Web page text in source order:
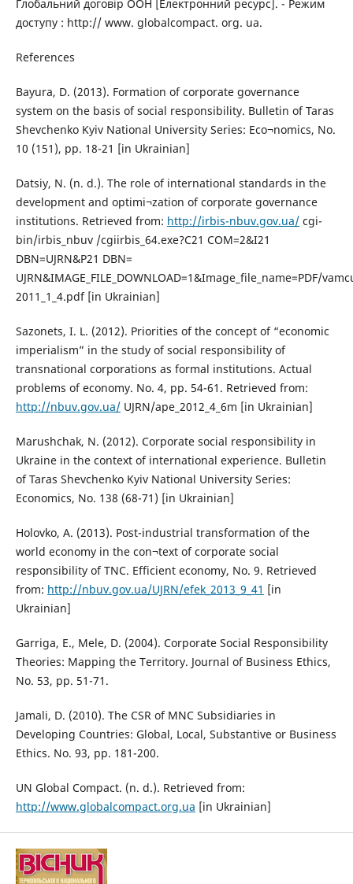
Глобальний договір ООН [Електронний ресурс]. - Режим
доступу : http:// www. globalcompact. org. ua.
References
Bayura, D. (2013). Formation of corporate governance
system on the basis of social responsibility. Bulletin of Taras
Shevchenko Kyiv National University Series: Eco¬nomics, No.
10 (151), pp. 18-21 [in Ukrainian]
Datsiy, N. (n. d.). The role of international standards in the
development and optimi¬zation of corporate governance
institutions. Retrieved from: http://irbis-nbuv.gov.ua/cgi-
bin/irbis_nbuv /cgiirbis_64.exe?C21 COM=2&I21
DBN=UJRN&P21 DBN=
UJRN&IMAGE_FILE_DOWNLOAD=1&Image_file_name=PDF/
2011_1_4.pdf [in Ukrainian]
Sazonets, I. L. (2012). Priorities of the concept of “economic
imperialism” in the study of social responsibility of
transnational corporations as formal institutions. Actual
problems of economy. No. 4, pp. 54-61. Retrieved from:
http://nbuv.gov.ua/UJRN/ape_2012_4_6m [in Ukrainian]
Marushchak, N. (2012). Corporate social responsibility in
Ukraine in the context of international experience. Bulletin
of Taras Shevchenko Kyiv National University Series:
Economics, No. 138 (68-71) [in Ukrainian]
Holovko, A. (2013). Post-industrial transformation of the
world economy in the con¬text of corporate social
responsibility of TNC. Efficient economy, No. 9. Retrieved
from: http://nbuv.gov.ua/UJRN/efek_2013_9_41 [in
Ukrainian]
Garriga, E., Mele, D. (2004). Corporate Social Responsibility
Theories: Mapping the Territory. Journal of Business Ethics,
No. 53, pp. 51-71.
Jamali, D. (2010). The CSR of MNC Subsidiaries in
Developing Countries: Global, Local, Substantive or Business
Ethics. No. 93, pp. 181-200.
UN Global Compact. (n. d.). Retrieved from:
http://www.globalcompact.org.ua [in Ukrainian]